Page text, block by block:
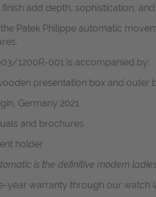
add depth, sophistication,
Patek Philippe automatic
1200R-001 is accompanied by:
presentation box and outer
Germany 2021
and brochures
holder
is the definitive modern
year warranty through our watch